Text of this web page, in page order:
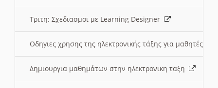
Τριτη: Σχεδιασμοι με Learning Designer
Οδηγιες χρησης της ηλεκτρονικής τάξης για μαθητές
Δημιουργια μαθημάτων στην ηλεκτρονικη ταξη